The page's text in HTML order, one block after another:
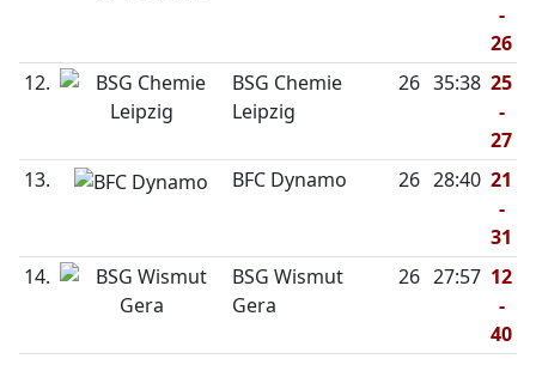
-
26
12.
BSG Chemie
Leipzig
26 35:38 25
-
27
13.
BFC Dynamo 26 28:40 21
-
31
14.
BSG Wismut
Gera
26 27:57 12
-
40